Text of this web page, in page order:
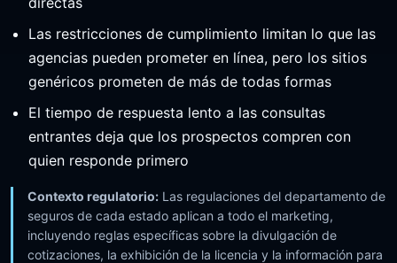
Las restricciones de cumplimiento limitan lo que las
agencias pueden prometer en línea, pero los sitios
genéricos prometen de más de todas formas
El tiempo de respuesta lento a las consultas
entrantes deja que los prospectos compren con
quien responde primero
Contexto regulatorio: Las regulaciones del departamento de
seguros de cada estado aplican a todo el marketing,
incluyendo reglas específicas sobre la divulgación de
cotizaciones, la exhibición de la licencia y la información para